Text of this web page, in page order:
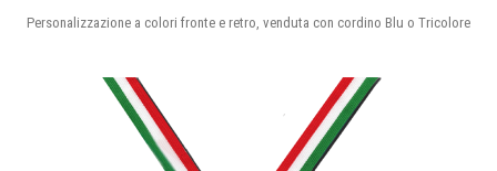
Personalizzazione a colori fronte e retro, venduta con cordino Blu o Tricolore